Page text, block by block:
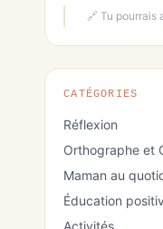
🔗 Tu pourrais
CATÉGORIES
Réflexion
Orthographe et
Maman au
Éducation
Activités